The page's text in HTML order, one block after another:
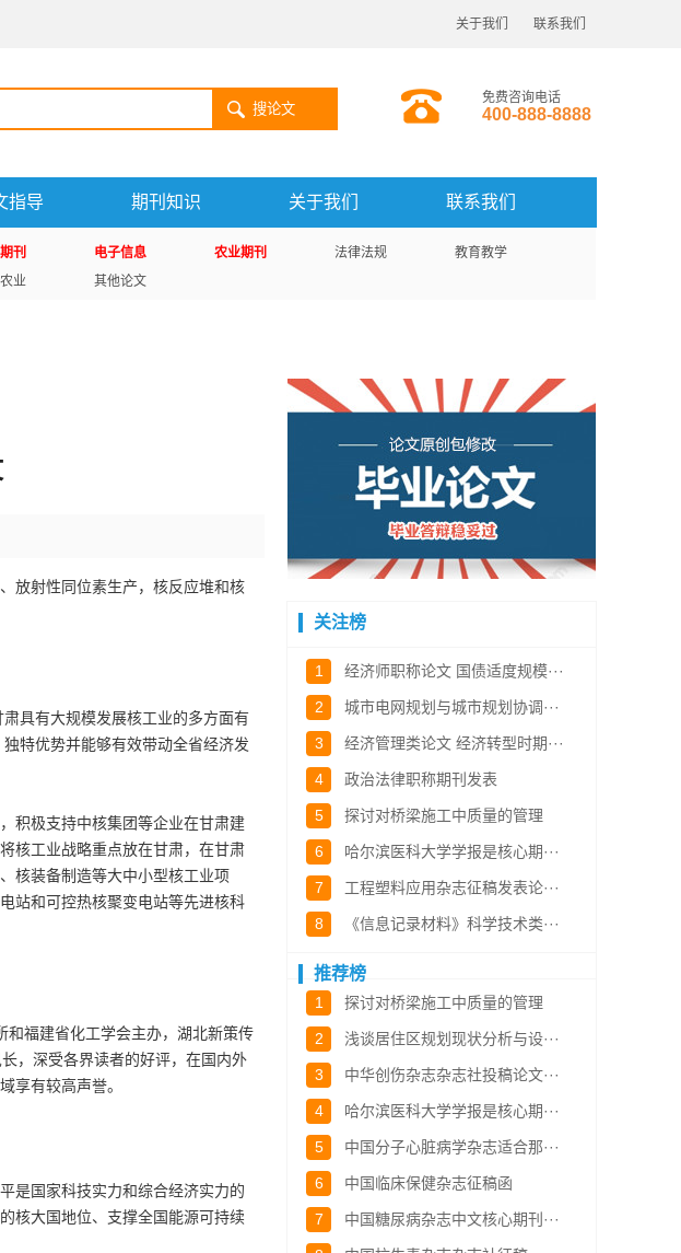
关于我们 联系我们
搜论文
免费咨询电话
400-888-8888
指导 期刊知识 关于我们 联系我们
刊 电子信息 农业期刊 法律法规
教育教学
业 其他论文
放射性同位素生产，核反应堆和核
具有大规模发展核工业的多方面有
特优势并能够有效带动全省经济发
积极支持中核集团等企业在甘肃建
核工业战略重点放在甘肃，在甘肃
核装备制造等大中小型核工业项
站和可控热核聚变电站等先进核科
福建省化工学会主办，湖北新策传
，深受各界读者的好评，在国内外
享有较高声誉。
是国家科技实力和综合经济实力的
核大国地位、支撑全国能源可持续
关注榜
1 经济师职称论文 国债适度规模···
2 城市电网规划与城市规划协调···
3 经济管理类论文 经济转型时期···
4 政治法律职称期刊发表
5 探讨对桥梁施工中质量的管理
6 哈尔滨医科大学学报是核心期···
7 工程塑料应用杂志征稿发表论···
8 《信息记录材料》科学技术类···
推荐榜
1 探讨对桥梁施工中质量的管理
2 浅谈居住区规划现状分析与设···
3 中华创伤杂志杂志社投稿论文···
4 哈尔滨医科大学学报是核心期···
5 中国分子心脏病学杂志适合那···
6 中国临床保健杂志征稿函
7 中国糖尿病杂志中文核心期刊···